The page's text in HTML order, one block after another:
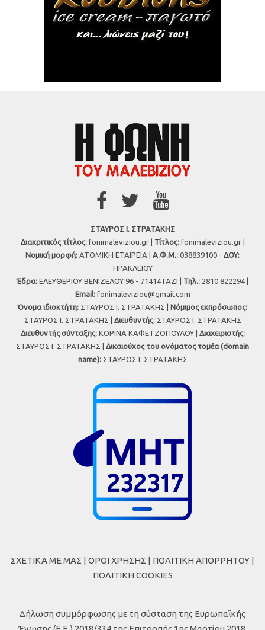
ΣΤΑΥΡΟΣ Ι. ΣΤΡΑΤΑΚΗΣ
Διακριτικός τίτλος:fonimaleviziou.gr | Τίτλος:fonimaleviziou.gr |
Νομική μορφή: ΑΤΟΜΙΚΗ ΕΤΑΙΡΕΙΑ | Α.Φ.Μ.: 038839100 - ΔΟΥ:
ΗΡΑΚΛΕΙΟΥ
Έδρα: ΕΛΕΥΘΕΡΙΟΥ ΒΕΝΙΖΕΛΟΥ 96 - 71414 ΓΑΖΙ | Τηλ.: 2810 822294 |
Εmail: fonimaleviziou@gmail.com
Όνομα ιδιοκτήτη: ΣΤΑΥΡΟΣ Ι. ΣΤΡΑΤΑΚΗΣ | Νόμιμος εκπρόσωπος:
ΣΤΑΥΡΟΣ Ι. ΣΤΡΑΤΑΚΗΣ | Διευθυντής:ΣΤΑΥΡΟΣ Ι. ΣΤΡΑΤΑΚΗΣ
Διευθυντής σύνταξης:ΚΟΡΙΝΑ ΚΑΦΕΤΖΟΠΟΥΛΟΥ | Διαχειριστής:
ΣΤΑΥΡΟΣ Ι. ΣΤΡΑΤΑΚΗΣ | Δικαιούχος του ονόματος τομέα (domain
name):ΣΤΑΥΡΟΣ Ι. ΣΤΡΑΤΑΚΗΣ
ΣΧΕΤΙΚΑ ΜΕ ΜΑΣ | ΟΡΟΙ ΧΡΗΣΗΣ | ΠΟΛΙΤΙΚΗ ΑΠΟΡΡΗΤΟΥ |
ΠΟΛΙΤΙΚΗ COOKIES
Δήλωση συμμόρφωσης με τη σύσταση της Ευρωπαϊκής